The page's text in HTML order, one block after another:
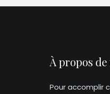
À propos de
Pour accomplir